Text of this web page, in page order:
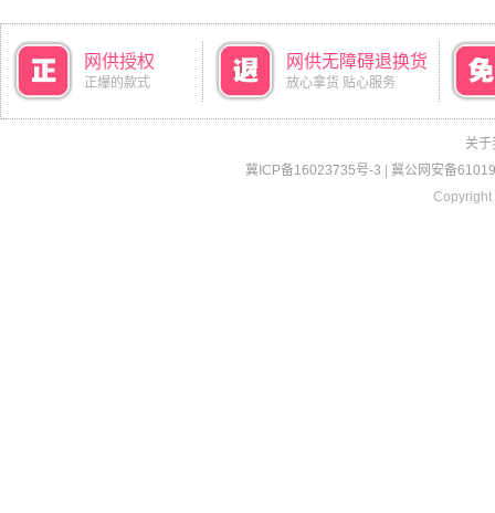
网供授权
正爆的款式
网供无障碍退换货
放心拿货 贴心服务
关于
冀ICP备16023735号-3
冀公网安备